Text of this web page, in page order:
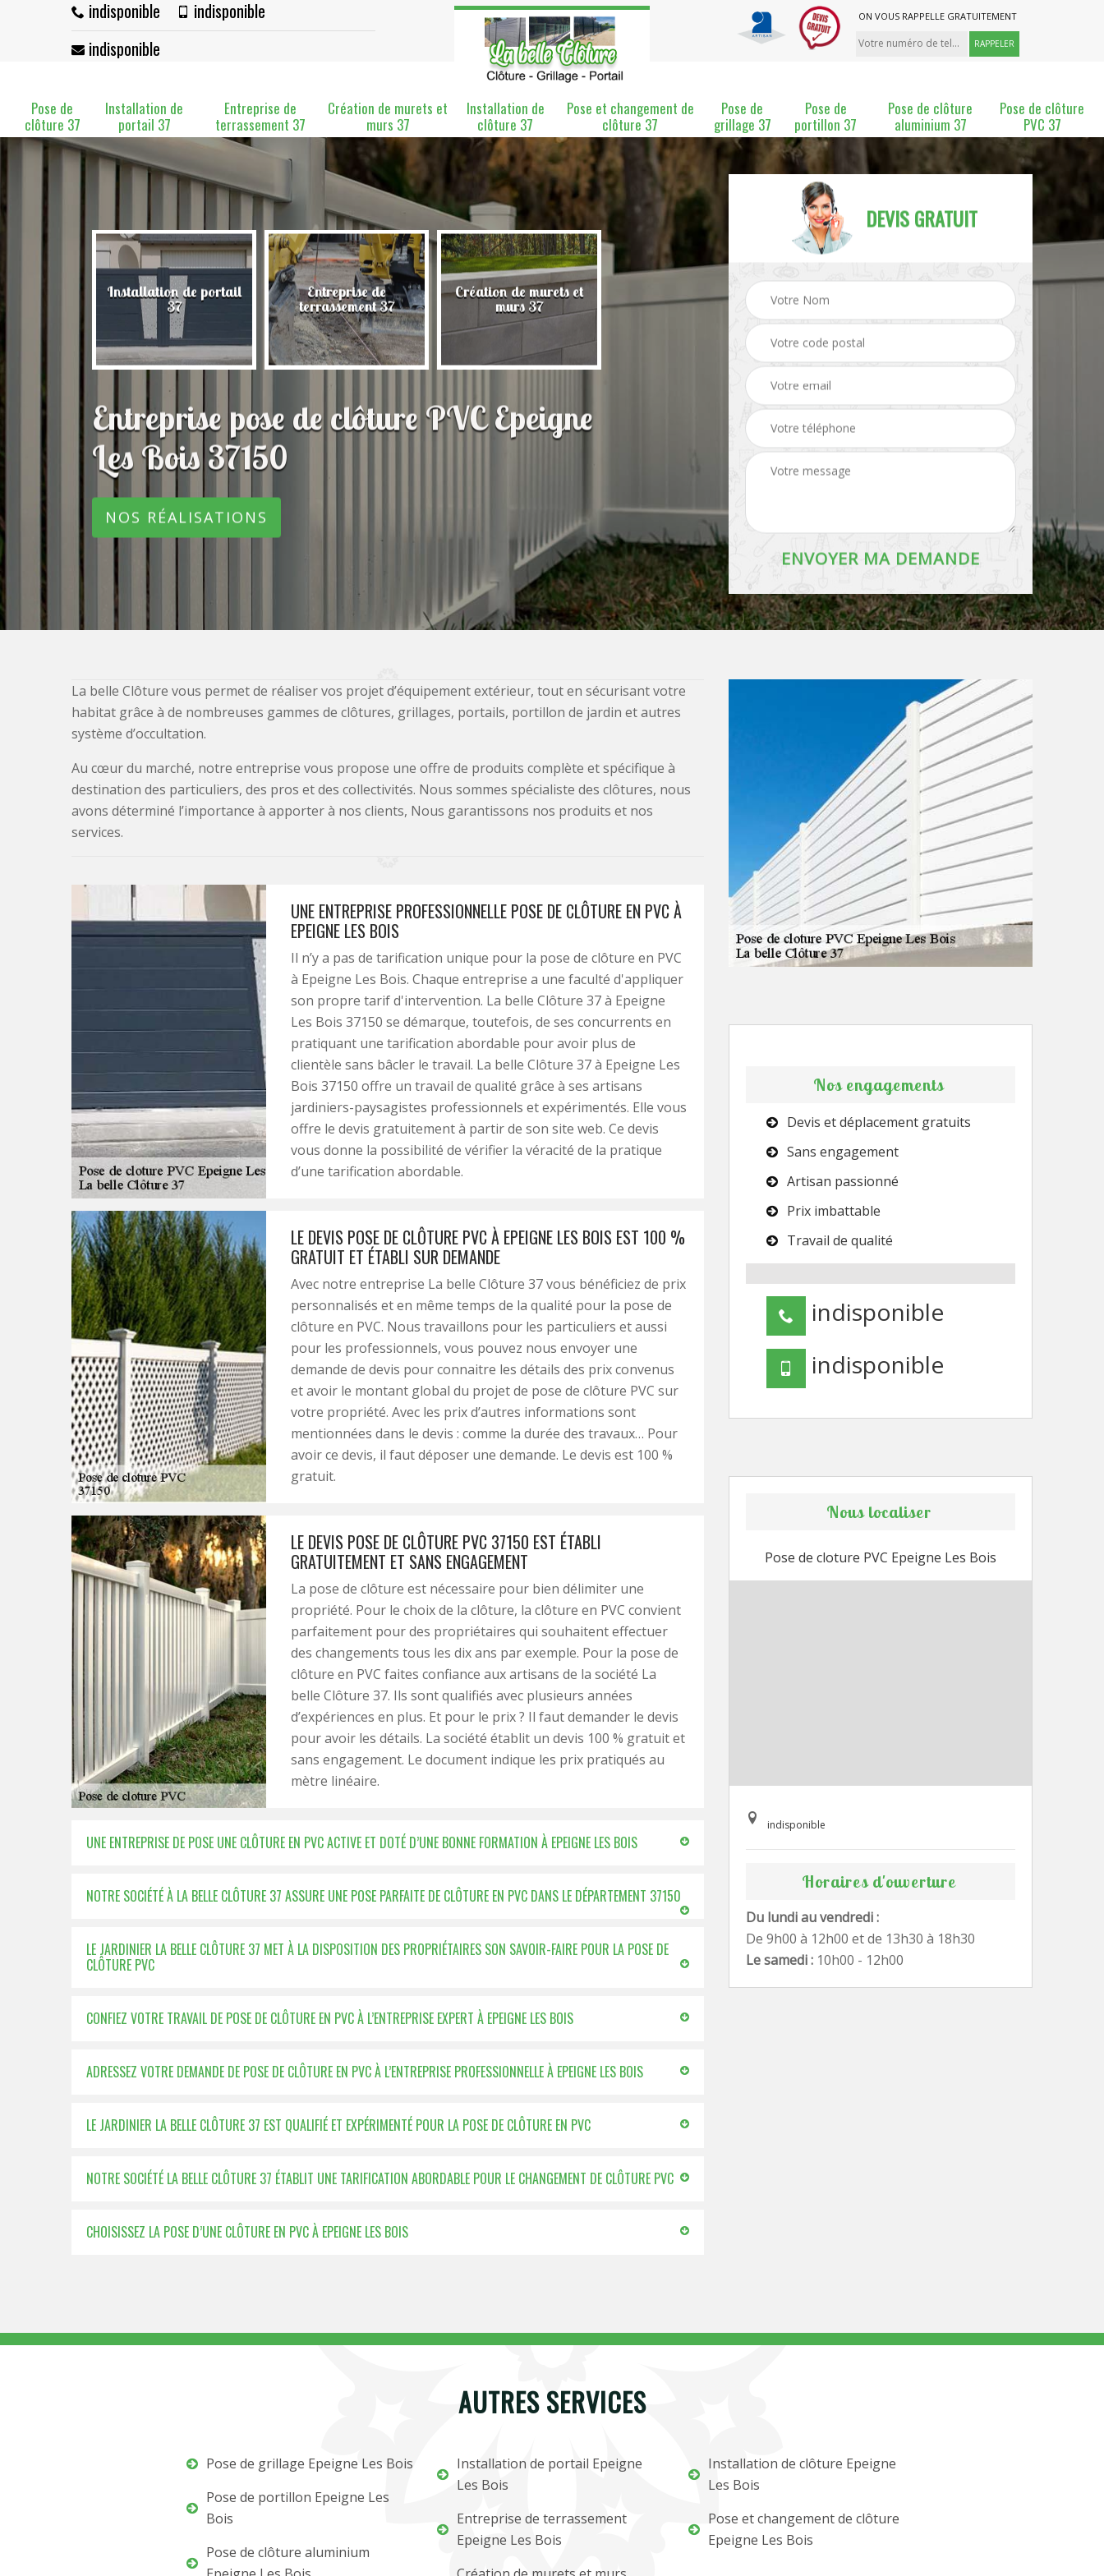
indisponible
indisponible
indisponible
ON VOUS RAPPELLE GRATUITEMENT
Pose de
clôture 37
Installation de
portail 37
Entreprise de
terrassement 37
Création de murets et
murs 37
Installation de
clôture 37
Pose et changement de
clôture 37
Pose de
grillage 37
Pose de
portillon 37
Pose de clôture
aluminium 37
Pose de clôture
PVC 37
37 Installation de portail
37
Entreprise de
terrassement 37
Création de murets et
murs 37
Installation de clôture
37
Pose et changement de Pose de grillage 37
Entreprise pose de clôture PVC Epeigne
Les Bois 37150
NOS RÉALISATIONS
DEVIS GRATUIT
La belle Clôture vous permet de réaliser vos projet d’équipement extérieur, tout en sécurisant votre
habitat grâce à de nombreuses gammes de clôtures, grillages, portails, portillon de jardin et autres
système d’occultation.
Au cœur du marché, notre entreprise vous propose une offre de produits complète et spécifique à
destination des particuliers, des pros et des collectivités. Nous sommes spécialiste des clôtures, nous
avons déterminé l’importance à apporter à nos clients, Nous garantissons nos produits et nos
services.
UNE ENTREPRISE PROFESSIONNELLE POSE DE CLÔTURE EN PVC À
EPEIGNE LES BOIS
Il n’y a pas de tarification unique pour la pose de clôture en PVC
à Epeigne Les Bois. Chaque entreprise a une faculté d'appliquer
son propre tarif d'intervention. La belle Clôture 37 à Epeigne
Les Bois 37150 se démarque, toutefois, de ses concurrents en
pratiquant une tarification abordable pour avoir plus de
clientèle sans bâcler le travail. La belle Clôture 37 à Epeigne Les
Bois 37150 offre un travail de qualité grâce à ses artisans
jardiniers-paysagistes professionnels et expérimentés. Elle vous
offre le devis gratuitement à partir de son site web. Ce devis
vous donne la possibilité de vérifier la véracité de la pratique
d’une tarification abordable.
LE DEVIS POSE DE CLÔTURE PVC À EPEIGNE LES BOIS EST 100 %
GRATUIT ET ÉTABLI SUR DEMANDE
Avec notre entreprise La belle Clôture 37 vous bénéficiez de prix
personnalisés et en même temps de la qualité pour la pose de
clôture en PVC. Nous travaillons pour les particuliers et aussi
pour les professionnels, vous pouvez nous envoyer une
demande de devis pour connaitre les détails des prix convenus
et avoir le montant global du projet de pose de clôture PVC sur
votre propriété. Avec les prix d’autres informations sont
mentionnées dans le devis : comme la durée des travaux… Pour
avoir ce devis, il faut déposer une demande. Le devis est 100 %
gratuit.
LE DEVIS POSE DE CLÔTURE PVC 37150 EST ÉTABLI
GRATUITEMENT ET SANS ENGAGEMENT
La pose de clôture est nécessaire pour bien délimiter une
propriété. Pour le choix de la clôture, la clôture en PVC convient
parfaitement pour des propriétaires qui souhaitent effectuer
des changements tous les dix ans par exemple. Pour la pose de
clôture en PVC faites confiance aux artisans de la société La
belle Clôture 37. Ils sont qualifiés avec plusieurs années
d’expériences en plus. Et pour le prix ? Il faut demander le devis
pour avoir les détails. La société établit un devis 100 % gratuit et
sans engagement. Le document indique les prix pratiqués au
mètre linéaire.
UNE ENTREPRISE DE POSE UNE CLÔTURE EN PVC ACTIVE ET DOTÉ D’UNE BONNE FORMATION À EPEIGNE LES BOIS
NOTRE SOCIÉTÉ À LA BELLE CLÔTURE 37 ASSURE UNE POSE PARFAITE DE CLÔTURE EN PVC DANS LE DÉPARTEMENT 37150
LE JARDINIER LA BELLE CLÔTURE 37 MET À LA DISPOSITION DES PROPRIÉTAIRES SON SAVOIR-FAIRE POUR LA POSE DE
CLÔTURE PVC
CONFIEZ VOTRE TRAVAIL DE POSE DE CLÔTURE EN PVC À L’ENTREPRISE EXPERT À EPEIGNE LES BOIS
ADRESSEZ VOTRE DEMANDE DE POSE DE CLÔTURE EN PVC À L’ENTREPRISE PROFESSIONNELLE À EPEIGNE LES BOIS
LE JARDINIER LA BELLE CLÔTURE 37 EST QUALIFIÉ ET EXPÉRIMENTÉ POUR LA POSE DE CLÔTURE EN PVC
NOTRE SOCIÉTÉ LA BELLE CLÔTURE 37 ÉTABLIT UNE TARIFICATION ABORDABLE POUR LE CHANGEMENT DE CLÔTURE PVC
CHOISISSEZ LA POSE D’UNE CLÔTURE EN PVC À EPEIGNE LES BOIS
Nos engagements
Devis et déplacement gratuits
Sans engagement
Artisan passionné
Prix imbattable
Travail de qualité
indisponible
indisponible
Nous localiser
Pose de cloture PVC Epeigne Les Bois
indisponible
Horaires d'ouverture
Du lundi au vendredi :
De 9h00 à 12h00 et de 13h30 à 18h30
Le samedi : 10h00 - 12h00
AUTRES SERVICES
Pose de grillage Epeigne Les Bois
Pose de portillon Epeigne Les
Bois
Pose de clôture aluminium
Installation de portail Epeigne
Les Bois
Entreprise de terrassement
Epeigne Les Bois
Installation de clôture Epeigne
Les Bois
Pose et changement de clôture
Epeigne Les Bois